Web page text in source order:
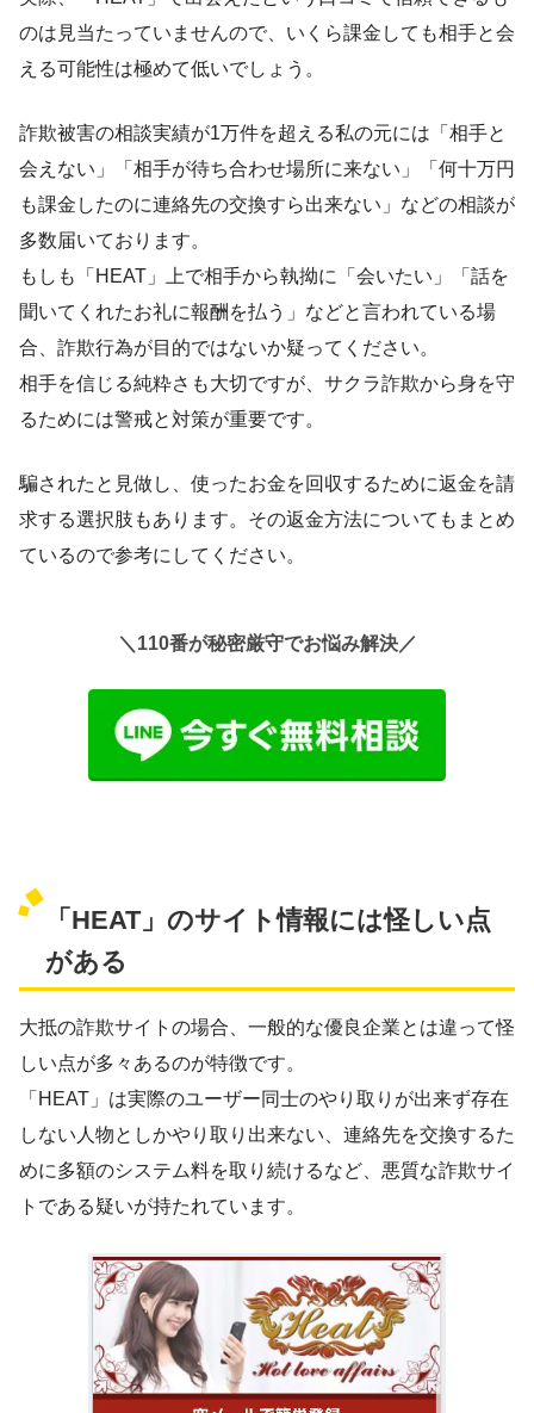
のは見当たっていませんので、いくら課金しても相手と会
える可能性は極めて低いでしょう。
詐欺被害の相談実績が1万件を超える私の元には「相手と
会えない」「相手が待ち合わせ場所に来ない」「何十万円
も課金したのに連絡先の交換すら出来ない」などの相談が
多数届いております。
もしも「HEAT」上で相手から執拗に「会いたい」「話を
聞いてくれたお礼に報酬を払う」などと言われている場
合、詐欺行為が目的ではないか疑ってください。
相手を信じる純粋さも大切ですが、サクラ詐欺から身を守
るためには警戒と対策が重要です。
騙されたと見做し、使ったお金を回収するために返金を請
求する選択肢もあります。その返金方法についてもまとめ
ているので参考にしてください。
＼110番が秘密厳守でお悩み解決／
「HEAT」のサイト情報には怪しい点
がある
大抵の詐欺サイトの場合、一般的な優良企業とは違って怪
しい点が多々あるのが特徴です。
「HEAT」は実際のユーザー同士のやり取りが出来ず存在
しない人物としかやり取り出来ない、連絡先を交換するた
めに多額のシステム料を取り続けるなど、悪質な詐欺サイ
トである疑いが持たれています。